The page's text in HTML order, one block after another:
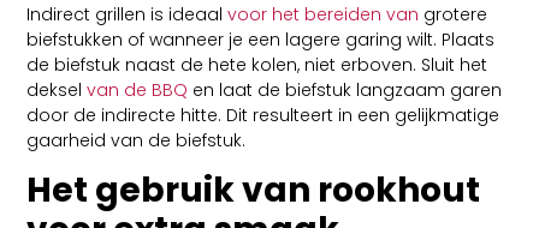
Indirect grillen is ideaalvoor het bereiden van grotere
biefstukken of wanneer je een lagere garing wilt. Plaats
de biefstuk naast de hete kolen, niet erboven. Sluit het
dekselvan de BBQ en laat de biefstuk langzaam garen
door de indirecte hitte. Dit resulteert in een gelijkmatige
gaarheid van de biefstuk.
Het gebruik van rookhout